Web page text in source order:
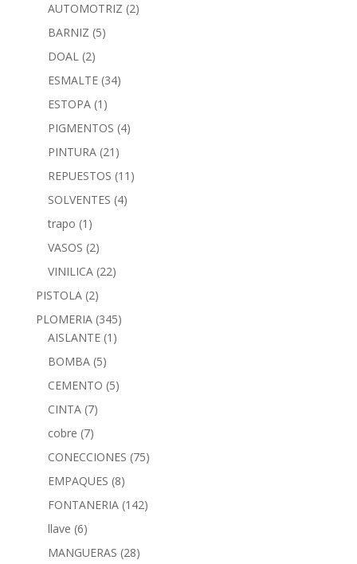
AUTOMOTRIZ (2)
BARNIZ (5)
DOAL (2)
ESMALTE (34)
ESTOPA (1)
PIGMENTOS (4)
PINTURA (21)
REPUESTOS (11)
SOLVENTES (4)
trapo (1)
VASOS (2)
VINILICA (22)
PISTOLA (2)
PLOMERIA (345)
AISLANTE (1)
BOMBA (5)
CEMENTO (5)
CINTA (7)
cobre (7)
CONECCIONES (75)
EMPAQUES (8)
FONTANERIA (142)
llave (6)
MANGUERAS (28)